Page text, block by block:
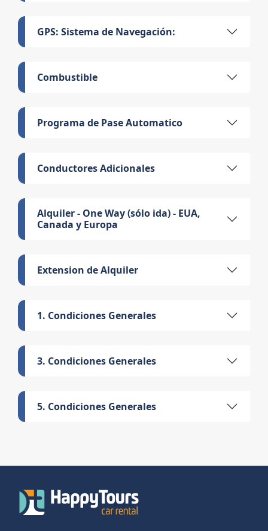
GPS: Sistema de Navegación:
Combustible
Programa de Pase Automatico
Conductores Adicionales
Alquiler - One Way (sólo ida) - EUA,
Canada y Europa
Extension de Alquiler
1. Condiciones Generales
3. Condiciones Generales
5. Condiciones Generales